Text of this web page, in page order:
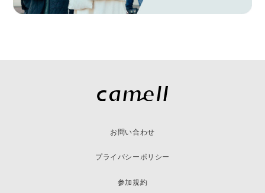
お問い合わせ
プライバシーポリシー
参加規約